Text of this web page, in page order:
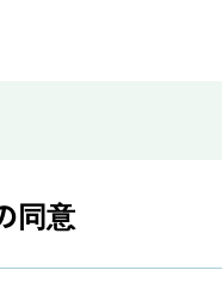
同意